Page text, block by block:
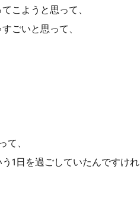
こようと思って、
ごいと思って、
て、
1日を過ごしていたんですけれ